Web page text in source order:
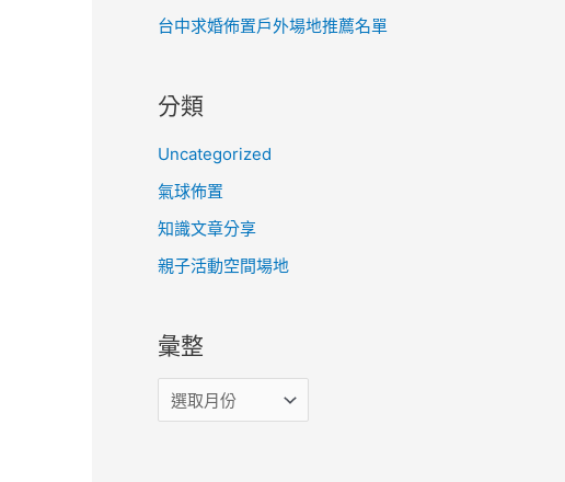
台中求婚佈置戶外場地推薦名單
分類
Uncategorized
氣球佈置
知識文章分享
親子活動空間場地
彙整